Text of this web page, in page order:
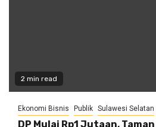
2 min read
Ekonomi Bisnis Publik Sulawesi Selatan
DP Mulai Rp1 Jutaan,